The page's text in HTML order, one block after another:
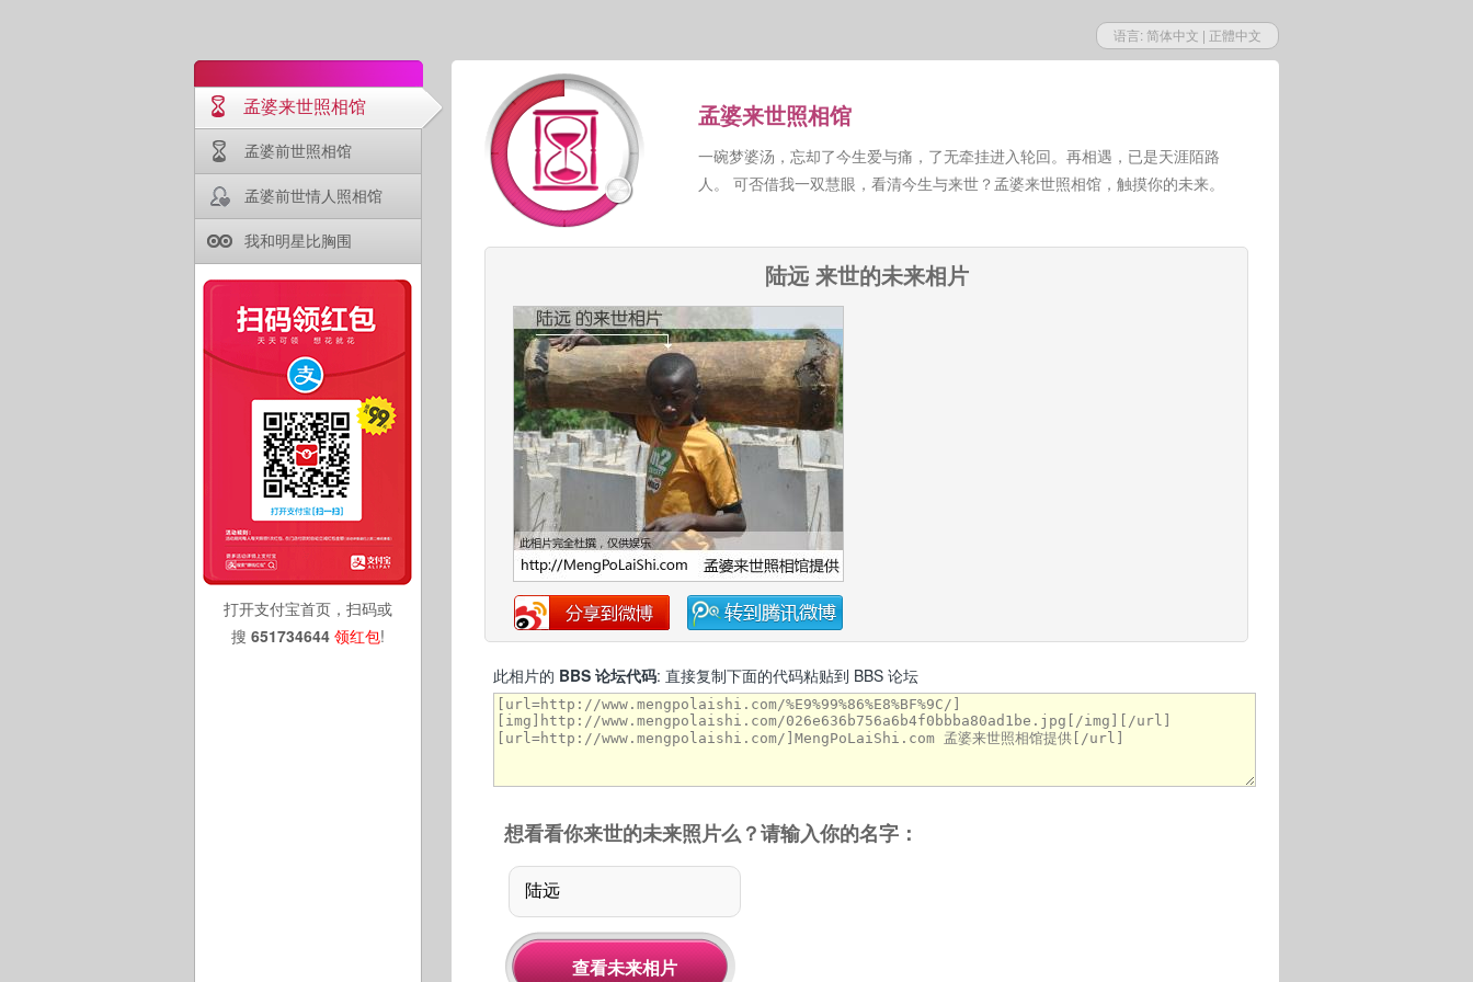
语言: 简体中文 | 正體中文
孟婆来世照相馆
孟婆前世照相馆
孟婆前世情人照相馆
我和明星比胸围
打开支付宝首页，扫码或
搜 651734644 领红包!
孟婆来世照相馆
一碗梦婆汤，忘却了今生爱与痛，了无牵挂进入轮回。再相遇，已是天涯陌路
人。 可否借我一双慧眼，看清今生与来世？孟婆来世照相馆，触摸你的未来。
陆远 来世的未来相片
此相片的 BBS 论坛代码: 直接复制下面的代码粘贴到 BBS 论坛
想看看你来世的未来照片么？请输入你的名字：